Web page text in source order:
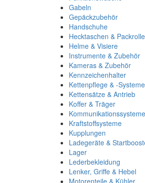
Gabeln
Gepäckzubehör
Handschuhe
Hecktaschen &
Helme & Visiere
Instrumente & Zubehör
Kameras & Zubehör
Kennzeichenhalter
Kettenpflege & -Systeme
Kettensätze & Antrieb
Koffer & Träger
Kommunikationssysteme
Kraftstoffsysteme
Kupplungen
Ladegeräte &
Lager
Lederbekleidung
Lenker, Griffe & Hebel
Motorenteile & Kühler